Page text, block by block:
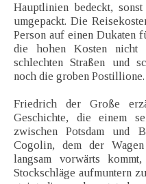
Hauptlinien bedeckt,
umgepackt. Die
Person auf einen Dukaten
die hohen Kosten nicht
schlechten Straßen und
noch die groben Postillione.
Friedrich der Große
Geschichte, die einem
zwischen Potsdam und
Cogolin, dem der
langsam vorwärts
Stockschläge aufmuntern